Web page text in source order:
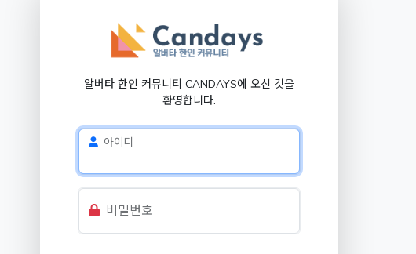
알버타 한인 커뮤니티 CANDAYS에 오신 것을
환영합니다.
아이디
비밀번호